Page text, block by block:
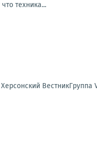
техника...
ВестникГруппа